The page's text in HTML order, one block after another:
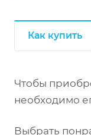
Как купить
Чтобы
необходимо
Выбрать